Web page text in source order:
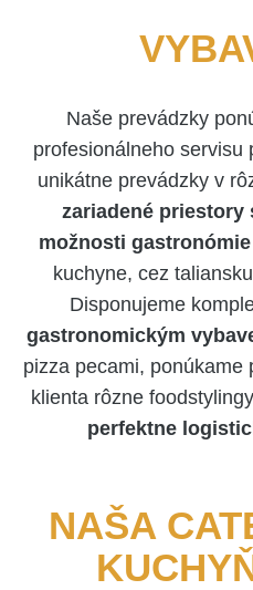
Naše prevádzky
profesionálneho servisu
unikátne prevádzky v
zariadené priestory
možnosti gastronómie
kuchyne, cez
Disponujeme
gastronomickým
pizza pecami, ponúkame
klienta rôzne
perfektne
NAŠA